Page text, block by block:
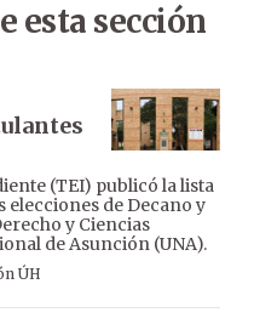
esta sección
(TEI) publicó la lista
elecciones de Decano y
y Ciencias
de Asunción (UNA).
ÚH